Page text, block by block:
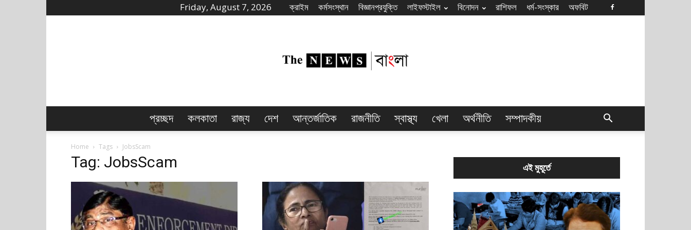
Friday, August 7, 2026 ক্রাইম কর্মসংস্থান বিজ্ঞানপ্রযুক্তি লাইফস্টাইল বিনোদন রাশিফল ধৰ্ম-সংস্কার অফবিট
News
প্রচ্ছদ কলকাতা রাজ্য দেশ আন্তর্জাতিক রাজনীতি স্বাস্থ্য খেলা অর্থনীতি সম্পাদকীয়
Home Tags JobsScam
Tag: JobsScam এই মুহূর্তে